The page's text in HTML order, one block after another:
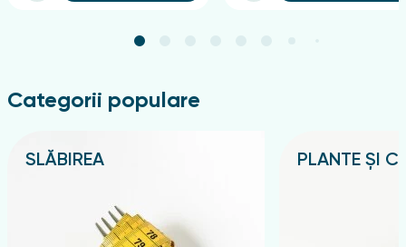
Categorii populare
SLĂBIREA PLANTE ȘI